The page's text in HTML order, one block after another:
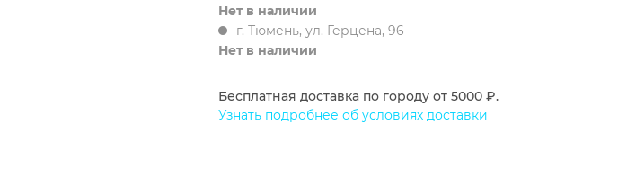
Нет в наличии
г. Тюмень, ул. Герцена, 96
Нет в наличии
Бесплатная доставка по городу от 5000 ₽.
Узнать подробнее об условиях доставки